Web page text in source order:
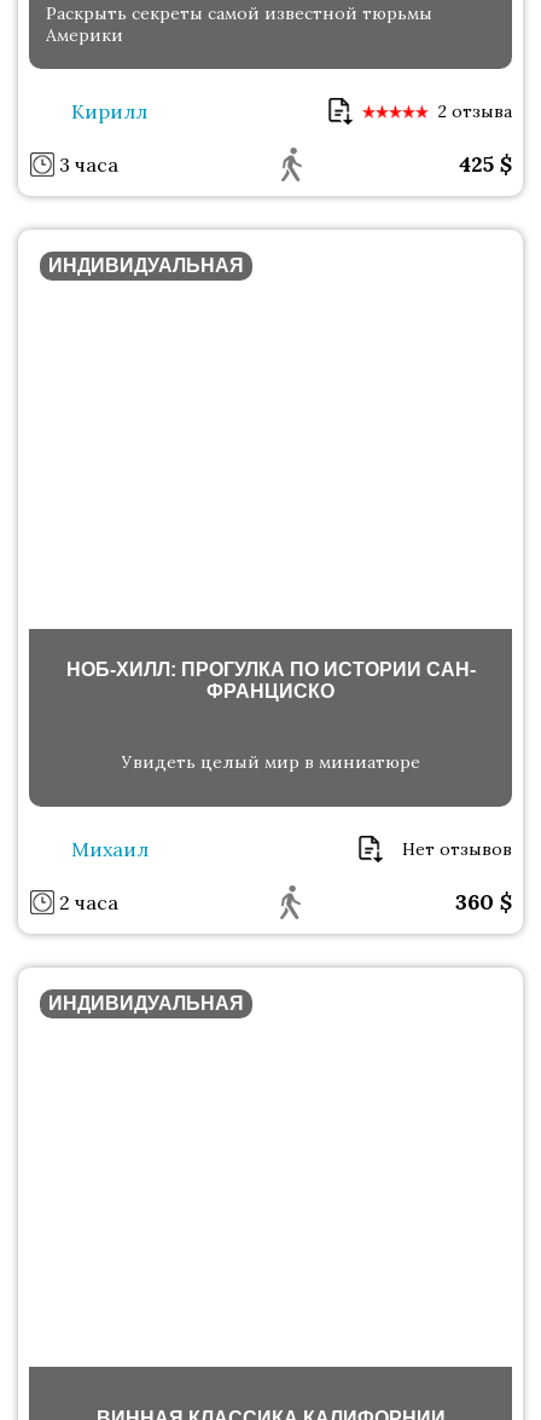
Раскрыть секреты самой известной тюрьмы
Америки
Кирилл 2 отзыва
3 часа 425 $
ИНДИВИДУАЛЬНАЯ
НОБ-ХИЛЛ: ПРОГУЛКА ПО ИСТОРИИ САН-
ФРАНЦИСКО
Увидеть целый мир в миниатюре
Михаил Нет отзывов
2 часа 360 $
ИНДИВИДУАЛЬНАЯ